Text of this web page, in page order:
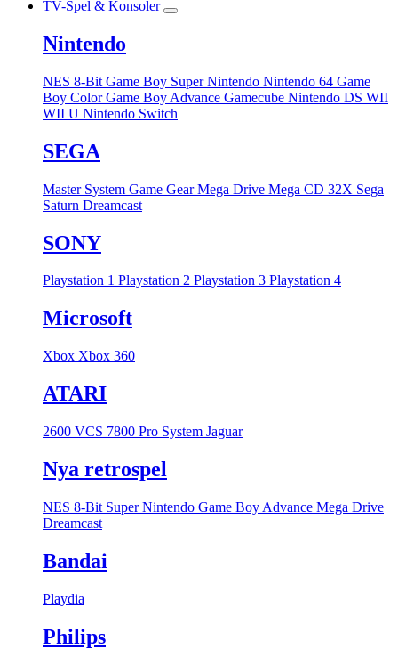
TV-Spel & Konsoler
Nintendo
NES 8-Bit Game Boy Super Nintendo Nintendo 64 Game
Boy ColorGame Boy Advance Gamecube Nintendo DS WII
WII U Nintendo Switch
SEGA
Master System Game GearMega Drive Mega CD 32X Sega
Saturn Dreamcast
SONY
Playstation 1 Playstation 2 Playstation 3 Playstation 4
Microsoft
Xbox Xbox 360
ATARI
2600 VCS 7800 Pro System Jaguar
Nya retrospel
NES 8-Bit Super Nintendo Game Boy Advance Mega Drive
Dreamcast
Bandai
Playdia
Philips